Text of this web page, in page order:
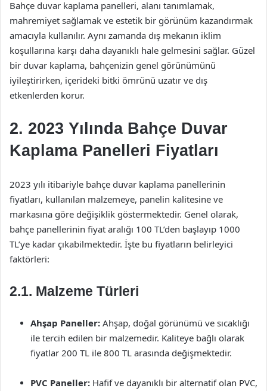
Bahçe duvar kaplama panelleri, alanı tanımlamak,
mahremiyet sağlamak ve estetik bir görünüm kazandırmak
amacıyla kullanılır. Aynı zamanda dış mekanın iklim
koşullarına karşı daha dayanıklı hale gelmesini sağlar. Güzel
bir duvar kaplama, bahçenizin genel görünümünü
iyileştirirken, içerideki bitki ömrünü uzatır ve dış
etkenlerden korur.
2. 2023 Yılında Bahçe Duvar
Kaplama Panelleri Fiyatları
2023 yılı itibariyle bahçe duvar kaplama panellerinin
fiyatları, kullanılan malzemeye, panelin kalitesine ve
markasına göre değişiklik göstermektedir. Genel olarak,
bahçe panellerinin fiyat aralığı 100 TL’den başlayıp 1000
TL’ye kadar çıkabilmektedir. İşte bu fiyatların belirleyici
faktörleri:
2.1. Malzeme Türleri
Ahşap Paneller: Ahşap, doğal görünümü ve sıcaklığı
ile tercih edilen bir malzemedir. Kaliteye bağlı olarak
fiyatlar 200 TL ile 800 TL arasında değişmektedir.
PVC Paneller: Hafif ve dayanıklı bir alternatif olan PVC,